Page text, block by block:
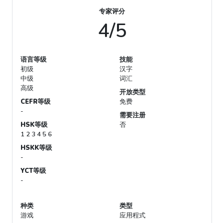
专家评分
4/5
语言等级
初级
中级
高级
CEFR等级
-
HSK等级
1 2 3 4 5 6
HSKK等级
-
YCT等级
-
技能
汉字
词汇
开放类型
免费
需要注册
否
种类
游戏
类型
应用程式